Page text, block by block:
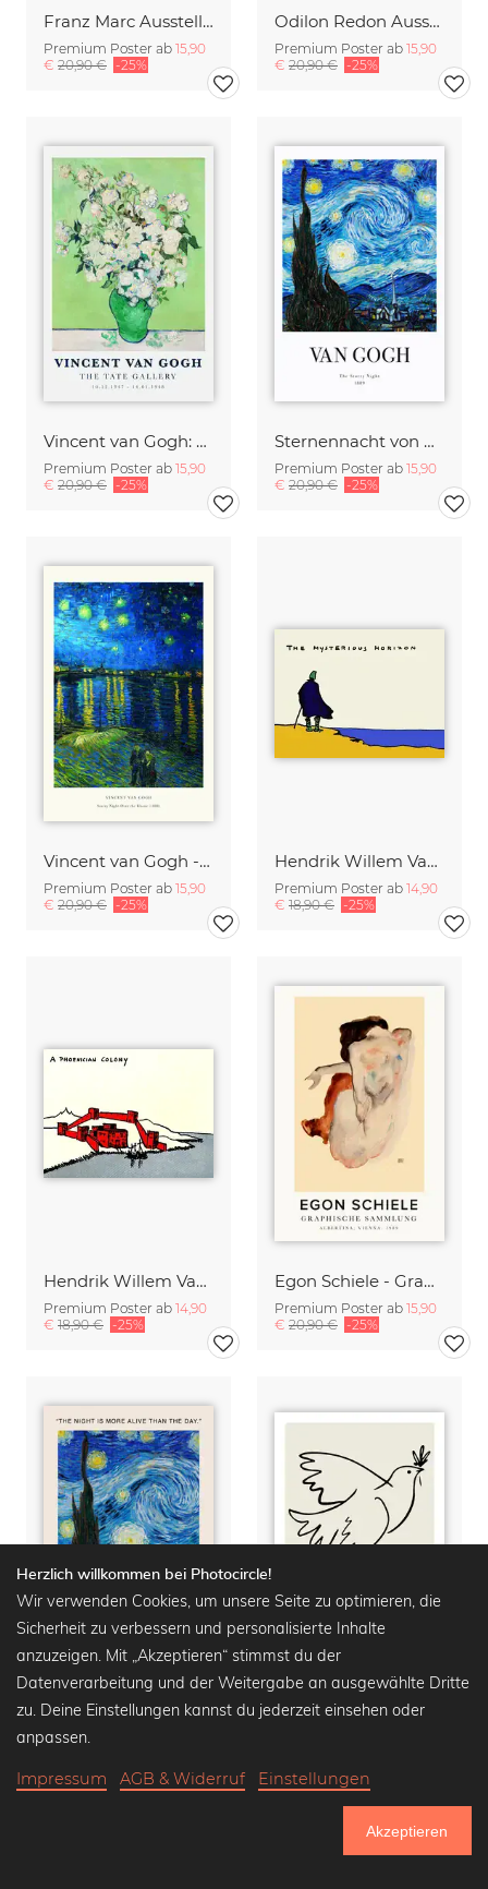
Franz Marc Ausstellungsposter - Der blaue Reiter I
Premium Poster ab 15,90
€ 20,90 € -25%
Odilon Redon Ausstellungsposter - Blumen in einer Vase
Premium Poster ab 15,90
€ 20,90 € -25%
Vincent van Gogh: Vase mit weißen Rosen (1890)
Premium Poster ab 15,90
€ 20,90 € -25%
Sternennacht von Vincent Van Gogh - Ausstellungsposter
Premium Poster ab 15,90
€ 20,90 € -25%
Vincent van Gogh - Sternennacht über der Rhone
Premium Poster ab 15,90
€ 20,90 € -25%
Hendrik Willem Van Loon: The Mysterious Horizon
Premium Poster ab 14,90
€ 18,90 € -25%
Hendrik Willem Van Loon: A Phoenician Colony
Premium Poster ab 14,90
€ 18,90 € -25%
Egon Schiele - Graphische Sammlung
Premium Poster ab 15,90
€ 20,90 € -25%
€20,90 €
Herzlich willkommen bei Photocircle!
Wir verwenden Cookies, um unsere Seite zu optimieren, die
Sicherheit zu verbessern und personalisierte Inhalte
anzuzeigen. Mit „Akzeptieren“ stimmst du der
Datenverarbeitung und der Weitergabe an ausgewählte Dritte
zu. Deine Einstellungen kannst du jederzeit einsehen oder
anpassen.
Impressum AGB & Widerruf Einstellungen
Akzeptieren